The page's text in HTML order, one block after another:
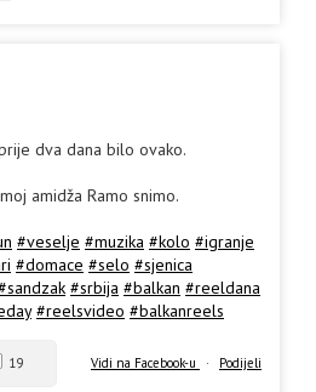
dva dana bilo ovako.
amidža Ramo snimo.
#veselje #muzika #kolo #igranje
#domace #selo #sjenica
#srbija #balkan #reeldana
#reelsvideo #balkanreels
Vidi na Facebook-u · Podijeli
19